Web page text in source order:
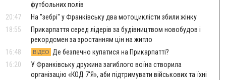
футбольних полів
20:47
На "зебрі" у Франківську два мотоциклісти збили жінку
18:55
Прикарпаття серед лідерів за будівництвом новобудов і
рекордсмен за зростанням цін на житло
16:48
ВІДЕО Де безпечно купатися на Прикарпатті?
16:20
У Франківську дружина загиблого воїна створила
організацію «КОД 7'Я», аби підтримувати військових та їхні